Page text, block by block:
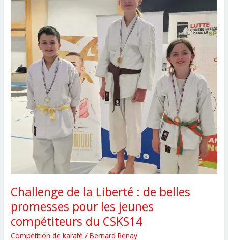
Challenge de la Liberté : de belles
promesses pour les jeunes
compétiteurs du CSKS14
Compétition de karaté /Bernard Renay